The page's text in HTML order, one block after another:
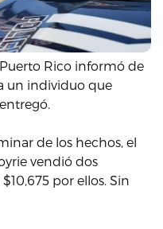
Rico informó de
un individuo que
de los hechos, el
vendió dos
por ellos. Sin